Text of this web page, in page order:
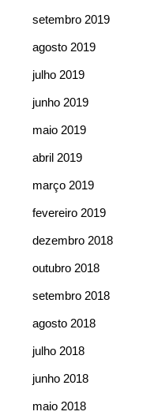
setembro 2019
agosto 2019
julho 2019
junho 2019
maio 2019
abril 2019
março 2019
fevereiro 2019
dezembro 2018
outubro 2018
setembro 2018
agosto 2018
julho 2018
junho 2018
maio 2018